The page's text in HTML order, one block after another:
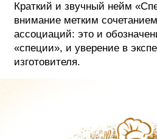
Краткий и звучный нейм
внимание метким
ассоциаций: это и
«специи», и уверение в
изготовителя.
ИСТОРИИ
КОНТАКТЫ